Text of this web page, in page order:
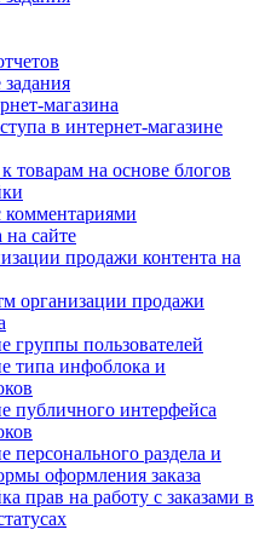
магазина
в интернет-магазине
товарам на основе блогов
комментариями
сайте
продажи контента на
организации продажи
группы пользователей
типа инфоблока и
публичного интерфейса
персонального раздела и
оформления заказа
прав на работу с заказами в